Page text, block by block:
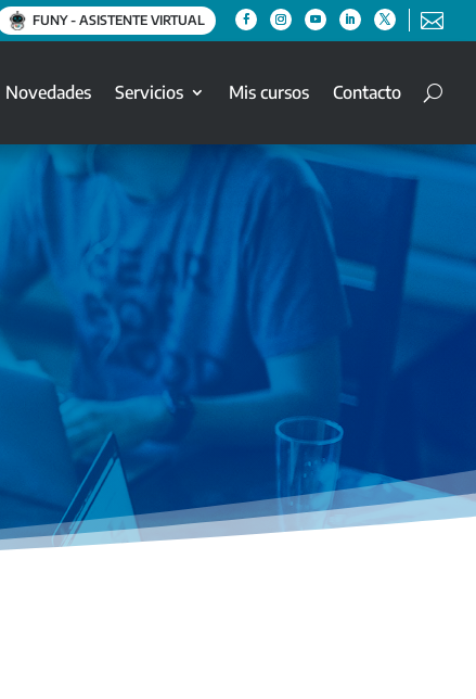
FUNY - ASISTENTE VIRTUAL 
Novedades Servicios Mis cursos Contacto